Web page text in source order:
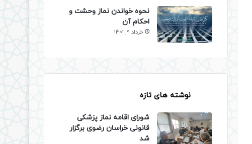
نحوه خواندن نماز وحشت و
احکام آن
خرداد 9, 1401
نوشته های تازه
شورای اقامه نماز پزشکی
قانونی خراسان رضوی برگزار
شد